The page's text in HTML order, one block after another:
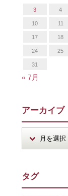
3 4
10 11
17 18
24 25
31
« 7月
アーカイブ
タグ